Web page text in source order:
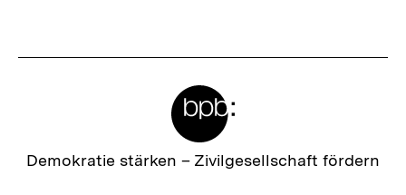
Zur
Demokratie stärken – Zivilgesellschaft fördern